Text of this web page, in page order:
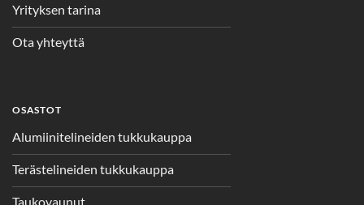
Yrityksen tarina
Ota yhteyttä
OSASTOT
Alumiinitelineiden tukkukauppa
Terästelineiden tukkukauppa
Taukovaunut